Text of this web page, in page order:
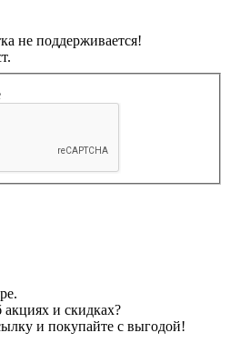
не поддерживается!
и скидках?
и покупайте с выгодой!